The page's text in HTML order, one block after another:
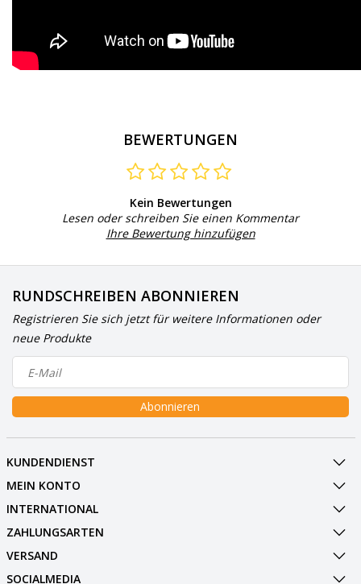
BEWERTUNGEN
Kein Bewertungen
Lesen oder schreiben Sie einen Kommentar
Ihre Bewertung hinzufügen
RUNDSCHREIBEN ABONNIEREN
Registrieren Sie sich jetzt für weitere Informationen oder
neue Produkte
Abonnieren
KUNDENDIENST
MEIN KONTO
INTERNATIONAL
ZAHLUNGSARTEN
VERSAND
SOCIALMEDIA